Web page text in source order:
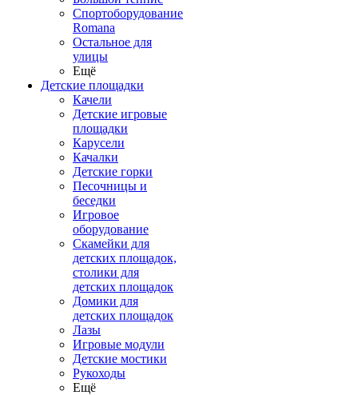
Спортоборудование
Romana
Остальное для
улицы
Ещё
Детские площадки
Качели
Детские игровые
площадки
Карусели
Качалки
Детские горки
Песочницы и
беседки
Игровое
оборудование
Скамейки для
детских площадок,
столики для
детских площадок
Домики для
детских площадок
Лазы
Игровые модули
Детские мостики
Рукоходы
Ещё